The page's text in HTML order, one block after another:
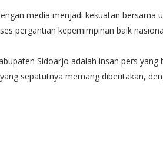
media menjadi kekuatan bersama
pergantian kepemimpinan baik
Sidoarjo adalah insan pers yang
sepatutnya memang diberitakan,